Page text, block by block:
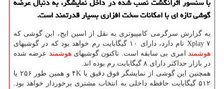
گوشی تازه ای با امكانات سخت افزاری بسیار قدرتمند است.
به گزارش سرگرمی كامپیوتری به نقل از اسین ایج، این گوشی كه
Xplay ۷ نام دارد، دارای ۱۰ گیگابایت رم خواهد بود كه در گوشیهای
هوشمند امری بی سابقه است. تاكنون گوشیهایهوشمند عرضه شده
در بازار حداكثر دارای ۸ گیگابایت رم بوده اند.
همچنین این گوشی از نمایشگر فوق دقیق یا ۴K و همین طور ۲۵۶ یا
۵۱۲ گیگابایت حافظه داخلی به انتخاب مشتری برخوردار خواهد بود.